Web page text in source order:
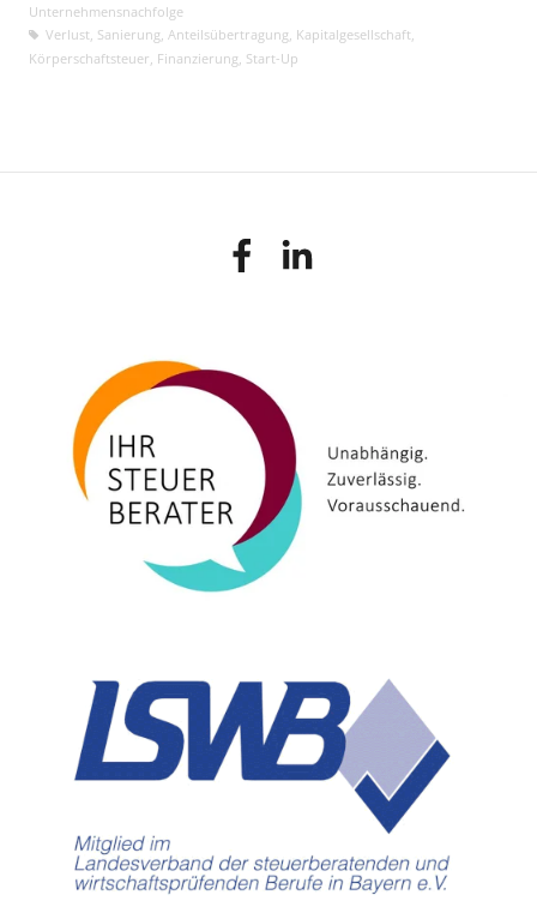
Unternehmensnachfolge
Verlust Sanierung Anteilsübertragung Kapitalgesellschaft
Körperschaftsteuer Finanzierung Start-Up